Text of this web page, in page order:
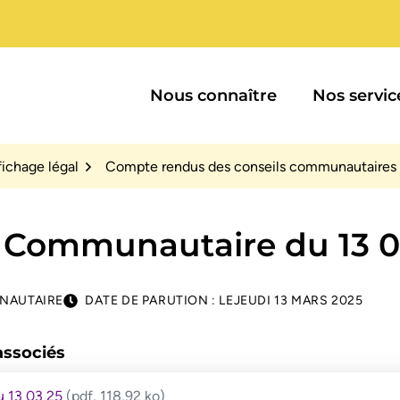
de communes du Minervois au Caroux
Nous connaître Nos
légal Compte rendus des conseils communautaires
du 13
DATE DE PARUTION : LEJEUDI 13 MARS 2025
13 03 25 (pdf, 118,92 ko)